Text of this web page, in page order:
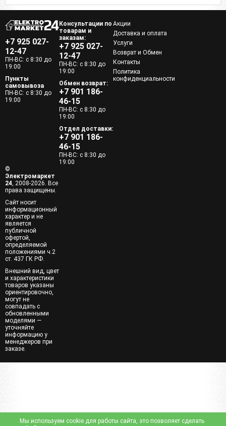
+7 925 027-
12-47
ПН-ВС: с 8:30 до
19:00
Пункты
самовывоза
ПН-ВС: с 8:30 до
19:00
Консультации по
товарам и
заказам:
+7 925 027-
12-47
ПН-ВС: с 8:30 до
19:00
Обмен возврат:
+7 901 186-
46-15
ПН-ВС: с 8:30 до
19:00
Отдел доставки:
+7 901 186-
46-15
ПН-ВС: с 8:30 до
19:00
Акции
Доставка и оплата
Услуги
Возврат и Обмен
Контакты
Политика
конфиденциальности
©
Электромаркет
24, 2008-2026. Все
права защищены.
Сайт носит
информационный
характер и не
является
публичной
офертой,
определяемой
положениями ч.2
ст. 437 ГК РФ.
Внешний вид, цвет
и характеристики
товаров указаны
ориентировочно,
могут не
совпадать с
обновленными
моделями —
уточняйте
информацию у
менеджеров при
заказе.
Мы используем cookie для работы сайта, это позволяет сделать